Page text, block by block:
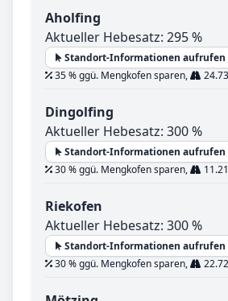
Aholfing
Aktueller Hebesatz: 295 %
Standort-Informationen aufrufen
35 % ggü. Mengkofen sparen,
Dingolfing
Aktueller Hebesatz: 300 %
Standort-Informationen aufrufen
30 % ggü. Mengkofen sparen,
Riekofen
Aktueller Hebesatz: 300 %
Standort-Informationen aufrufen
30 % ggü. Mengkofen sparen,